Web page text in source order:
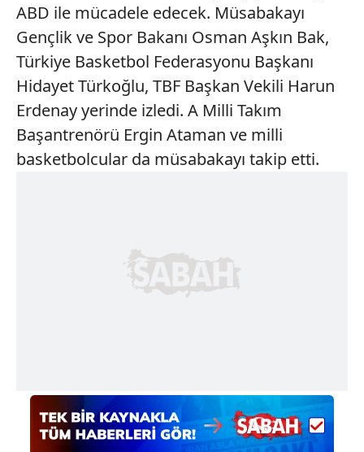
ABD ile mücadele edecek. Müsabakayı
Gençlik ve Spor Bakanı Osman Aşkın Bak,
Türkiye Basketbol Federasyonu Başkanı
Hidayet Türkoğlu, TBF Başkan Vekili Harun
Erdenay yerinde izledi. A Milli Takım
Başantrenörü Ergin Ataman ve milli
basketbolcular da müsabakayı takip etti.